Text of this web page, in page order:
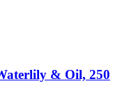
& Oil, 250